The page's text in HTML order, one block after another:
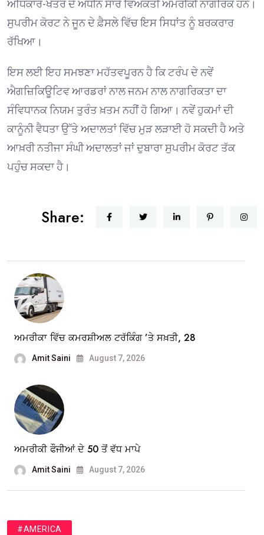
ਅਧਿਕਾਰ-ਖੇਤਰ ਦੇ ਅਧੀਨ ਸਾਰੇ ਵਿਅਕਤੀ ਅਮਰੀਕੀ ਨਾਗਰਿਕ ਹਨ।
ਸੁਪਰੀਮ ਕੋਰਟ ਨੇ ਜੂਨ ਦੇ ਫ਼ੈਸਲੇ ਵਿੱਚ ਇਸ ਸਿਧਾਂਤ ਨੂੰ ਬਰਕਰਾਰ
ਰੱਖਿਆ।
ਇਸ ਲਈ ਇਹ ਸਮਝਣਾ ਮਹੱਤਵਪੂਰਨ ਹੈ ਕਿ ਟਰੰਪ ਦੇ ਨਵੇਂ
ਐਗਜ਼ਿਕਿਊਟਿਵ ਆਰਡਰਾਂ ਨਾਲ ਜਨਮ ਨਾਲ ਨਾਗਰਿਕਤਾ ਦਾ
ਸੰਵਿਧਾਨਕ ਨਿਯਮ ਤੁਰੰਤ ਖ਼ਤਮ ਨਹੀਂ ਹੋ ਗਿਆ। ਨਵੇਂ ਹੁਕਮਾਂ ਦੀ
ਕਾਨੂੰਨੀ ਵੈਧਤਾ ਉੱਤੇ ਅਦਾਲਤਾਂ ਵਿੱਚ ਮੁੜ ਲੜਾਈ ਹੋ ਸਕਦੀ ਹੈ ਅਤੇ
ਆਖ਼ਰੀ ਨਤੀਜਾ ਸੰਘੀ ਅਦਾਲਤਾਂ ਜਾਂ ਦੁਬਾਰਾ ਸੁਪਰੀਮ ਕੋਰਟ ਤੱਕ
ਪਹੁੰਚ ਸਕਦਾ ਹੈ।
Share:
ਅਮਰੀਕਾ ਵਿੱਚ ਕਮਰਸ਼ੀਅਲ ਟਰੱਕਿੰਗ ’ਤੇ ਸਖ਼ਤੀ, 28
Amit Saini August 7, 2026
ਅਮਰੀਕੀ ਫੌਜੀਆਂ ਦੇ 50 ਤੋਂ ਵੱਧ ਮਾਪੇ
Amit Saini August 7, 2026
#AMERICA